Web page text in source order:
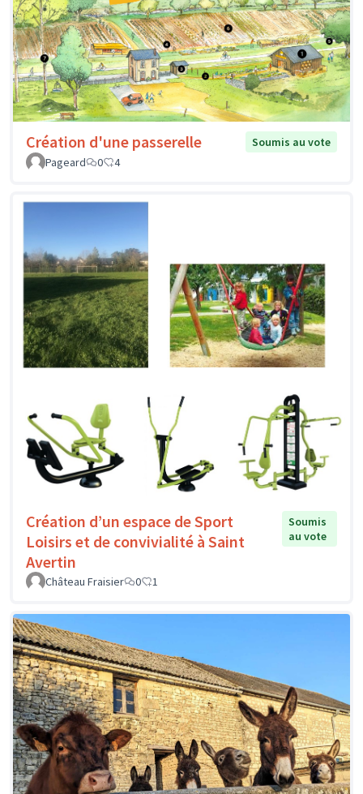
Création d'une passerelle
Soumis au vote
Pageard
0 4
Création d’un espace de Sport
Loisirs et de convivialité à Saint
Avertin
Soumis
au vote
Château Fraisier 0 1